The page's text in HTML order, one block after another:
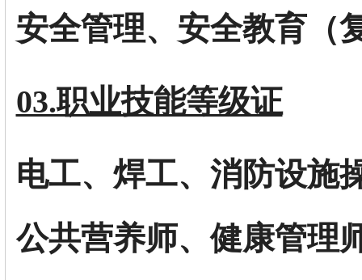
安全管理、安全教育（
03.职业技能等级证
电工、焊工、消防设施
公共营养师、健康管理